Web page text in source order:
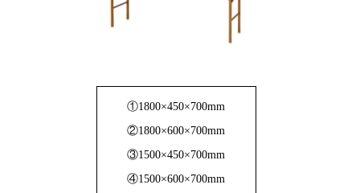
①1800×450×700mm
②1800×600×700mm
③1500×450×700mm
④1500×600×700mm